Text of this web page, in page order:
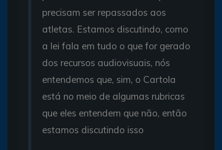
precisam ser repassados aos
atletas. Estamos discutindo, como
a lei fala em tudo o que for gerado
dos recursos audiovisuais, nós
entendemos que, sim, o Cartola
está no meio de algumas rubricas
que eles entendem que não, então
estamos discutindo isso